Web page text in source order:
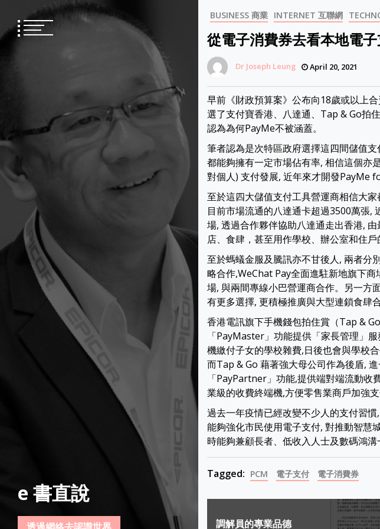
content
e 書直說
BUSINESS 商業 INTERNET 互聯網
從電子消費券去看本地電
Dr Joseph Leung April 20, 2021
早前《財政預算案》公布向18歲或以上
選了支付寶香港、八達通、Tap & Go拍
認為為何PayMe不被涵蓋。
筆者認為是次特區政府選擇這四間儲值
都能夠擁有一定市場佔有率, 相信這個亦
對個人) 支付發展, 近年來才開發PayMe
至於這四大儲值支付工具營運商相信大
目前市場流通的八達通卡超過3500萬張,
場, 透過合作夥伴協助八達通走出香港,
店、食肆，甚至用作學校、辦公室和住
至於螞蟻金服及騰訊亦不甘後人, 兩者分
略合作,WeChat Pay全面進駐新地旗下
場, 與兩間專線小巴營運商合作。另一方
有更多選擇, 更積極推廣與大型連鎖食肆
香港電訊旗下手機錢包拍住賞（Tap &
「PayMaster」功能提供「家長管理」
機繳付子女的學校雜費,日後也會與學校
而Tap & Go 藉著強大母公司作為後盾,
「PayPartner」功能,提供端對端流動
業級的收費終端機,方便零售業商戶加強支
過去一年疫情已經改變不少人的支付習
能夠強化市民使用電子支付, 對推動智慧
時能夠兼顧長者、低收入人士及數碼鴻溝
Tagged: PCM 電子支付 電子消費券
調解員的專業品德